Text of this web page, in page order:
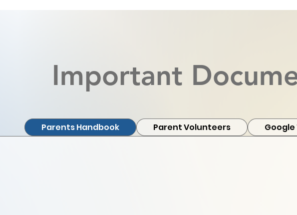
Important
Parents Handbook Parent Volunteers Google